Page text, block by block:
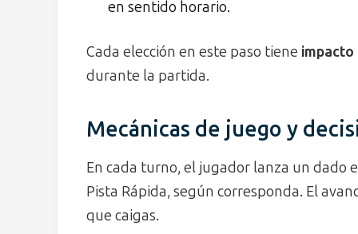
en sentido horario.
Cada elección en este paso tiene
durante la partida.
Mecánicas de juego y
En cada turno, el jugador lanza un dado
Pista Rápida, según corresponda. El
que caigas.